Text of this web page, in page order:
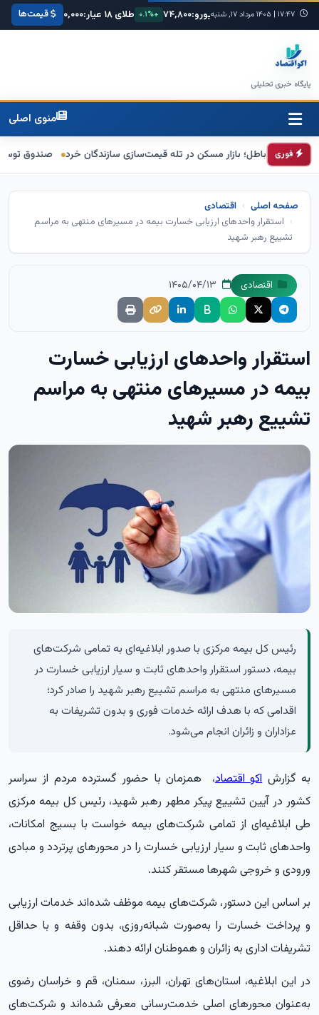
۱۷:۴۷ | ۱۴۰۵ مرداد ۱۷, شنبه ۶۸,۴۲۰ +۰.۳% یورو:۷۴,۸۰۰ +۰.۱% طلای ۱۸ عیار: ۳,۸۵۰,۰۰۰ +۱.۲% سکه
قیمت‌ها
پایگاه خبری تحلیلی
منوی اصلی
فوری
باطل؛ بازار مسکن در تله قیمت‌سازی سازندگان خرد صندوق توسعه ملی
صفحه اصلی
اقتصادی
استقرار واحدهای ارزیابی خسارت بیمه در مسیرهای منتهی به مراسم
تشییع رهبر شهید
اقتصادی
استقرار واحدهای ارزیابی خسارت
بیمه در مسیرهای منتهی به مراسم
تشییع رهبر شهید
رئیس کل بیمه مرکزی با صدور ابلاغیه‌ای به تمامی شرکت‌های
بیمه، دستور استقرار واحدهای ثابت و سیار ارزیابی خسارت در
مسیرهای منتهی به مراسم تشییع رهبر شهید را صادر کرد؛
اقدامی که با هدف ارائه خدمات فوری و بدون تشریفات به
عزاداران و زائران انجام می‌شود.
به گزارشاکو اقتصاد، همزمان با حضور گسترده مردم از سراسر
کشور در آیین تشییع پیکر مطهر رهبر شهید، رئیس کل بیمه مرکزی
طی ابلاغیه‌ای از تمامی شرکت‌های بیمه خواست با بسیج امکانات،
واحدهای ثابت و سیار ارزیابی خسارت را در محورهای پرتردد و مبادی
ورودی و خروجی شهرها مستقر کنند.
بر اساس این دستور، شرکت‌های بیمه موظف شده‌اند خدمات ارزیابی
و پرداخت خسارت را به‌صورت شبانه‌روزی، بدون وقفه و با حداقل
تشریفات اداری به زائران و هموطنان ارائه دهند.
در این ابلاغیه، استان‌های تهران، البرز، سمنان، قم و خراسان رضوی
به‌عنوان محورهای اصلی خدمت‌رسانی معرفی شده‌اند و شرکت‌های